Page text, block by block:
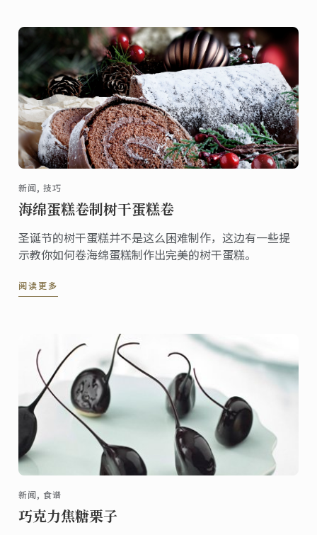
新闻, 技巧
海绵蛋糕卷制树干蛋糕卷
圣诞节的树干蛋糕并不是这么困难制作，这边有一些提
示教你如何卷海绵蛋糕制作出完美的树干蛋糕。
阅读更多
新闻, 食谱
巧克力焦糖栗子